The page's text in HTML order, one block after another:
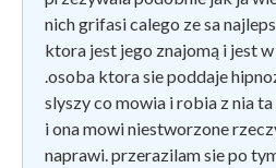
nich grifasi calego ze sa
ktora jest jego znajomą i jest
.osoba ktora sie poddaje
slyszy co mowia i robia z nia
i ona mowi niestworzone
naprawi. przerazilam sie po